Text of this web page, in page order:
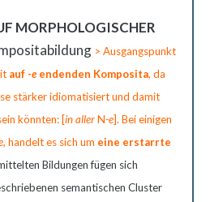
MORPHOLOGISCHER
> Ausgangspunkt
auf -e endenden Komposita, da
stärker idiomatisiert und damit
könnten: [in allerN-e]. Bei einigen
, handelt es sich um eine erstarrte
Bildungen fügen sich
semantischen Cluster